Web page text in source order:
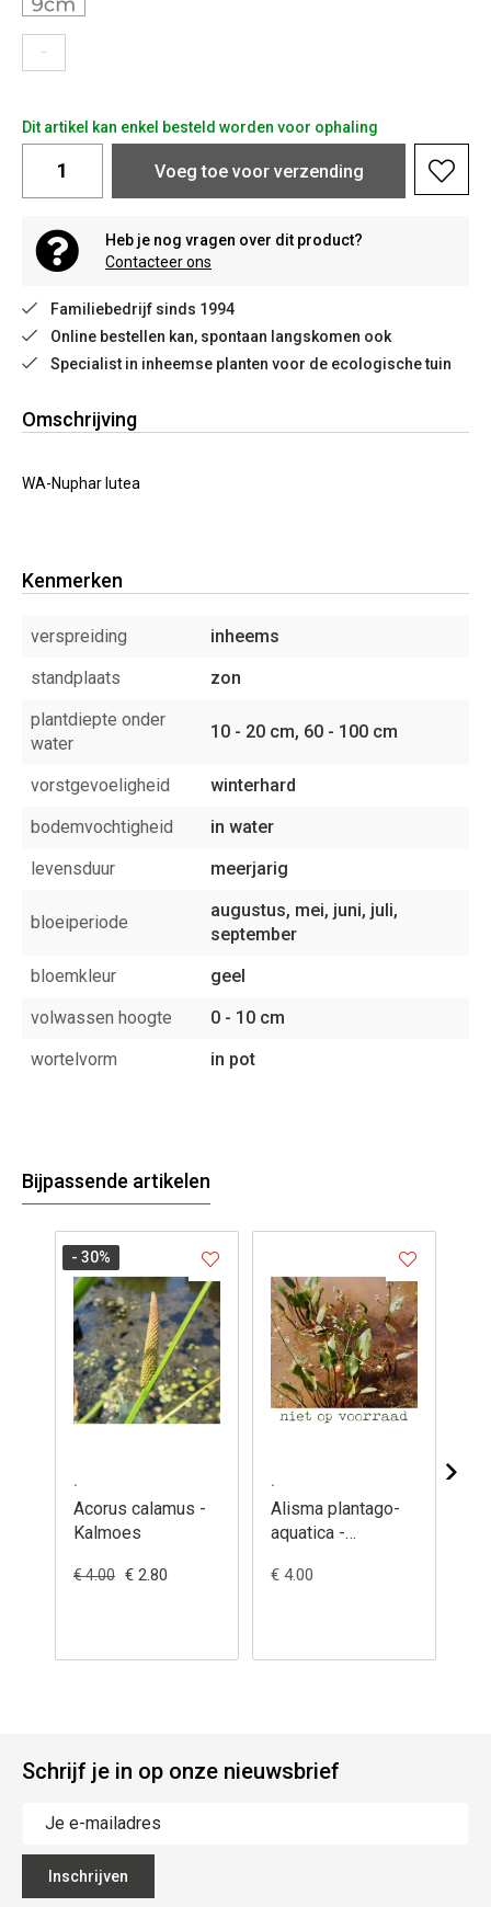
-
Dit artikel kan enkel besteld worden voor ophaling
Voeg toe voor verzending
Heb je nog vragen over dit product?
Contacteer ons
Familiebedrijf sinds 1994
Online bestellen kan, spontaan langskomen ook
Specialist in inheemse planten voor de ecologische tuin
Omschrijving
WA-Nuphar lutea
Kenmerken
verspreiding
inheems
standplaats
zon
plantdiepte onder
water
10 - 20 cm, 60 - 100 cm
vorstgevoeligheid
winterhard
bodemvochtigheid
in water
levensduur
meerjarig
bloeiperiode
augustus, mei, juni, juli,
september
bloemkleur
geel
volwassen hoogte
0 - 10 cm
wortelvorm
in pot
Bijpassende artikelen
.
Acorus calamus -
Kalmoes
€ 4.00 € 2.80
- 30%
.
Alisma plantago-
aquatica -
grote
€ 4.00
Schrijf je in op onze nieuwsbrief
Inschrijven